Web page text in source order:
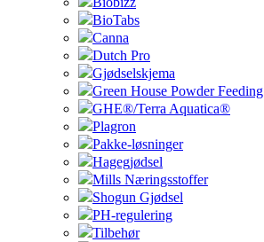
BioTabs
Canna
Dutch Pro
Gjødselskjema
Green House Powder Feeding
GHE®/Terra Aquatica®
Plagron
Pakke-løsninger
Hagegjødsel
Mills Næringsstoffer
Shogun Gjødsel
PH-regulering
Tilbehør